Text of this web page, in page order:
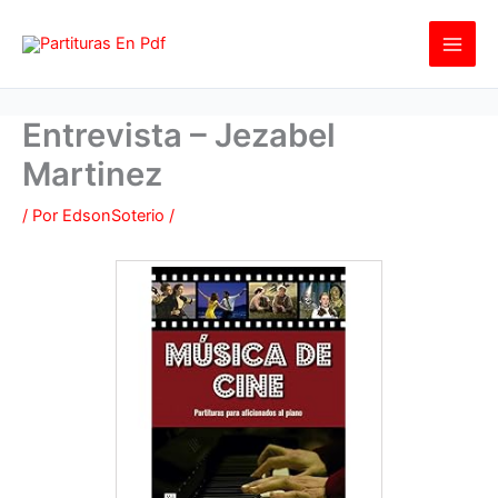
Entrevista – Jezabel
Martinez
/ Por EdsonSoterio /